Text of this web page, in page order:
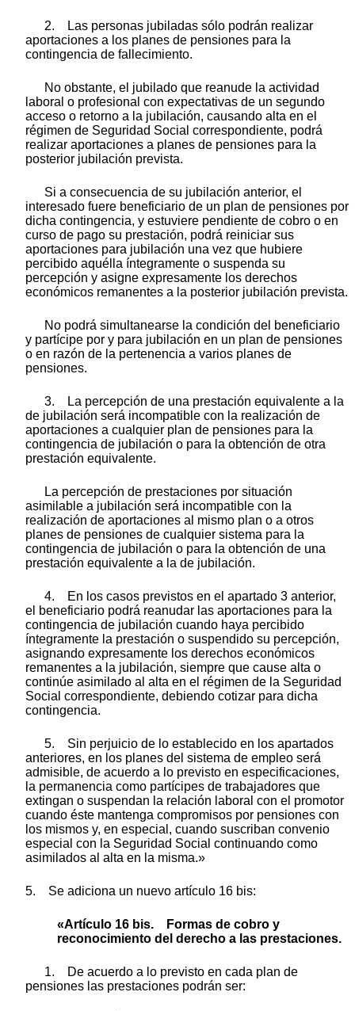
2. Las personas jubiladas sólo podrán realizar
aportaciones a los planes de pensiones para la
contingencia de fallecimiento.
No obstante, el jubilado que reanude la actividad
laboral o profesional con expectativas de un segundo
acceso o retorno a la jubilación, causando alta en el
régimen de Seguridad Social correspondiente, podrá
realizar aportaciones a planes de pensiones para la
posterior jubilación prevista.
Si a consecuencia de su jubilación anterior, el
interesado fuere beneficiario de un plan de pensiones por
dicha contingencia, y estuviere pendiente de cobro o en
curso de pago su prestación, podrá reiniciar sus
aportaciones para jubilación una vez que hubiere
percibido aquélla íntegramente o suspenda su
percepción y asigne expresamente los derechos
económicos remanentes a la posterior jubilación prevista.
No podrá simultanearse la condición del beneficiario
y partícipe por y para jubilación en un plan de pensiones
o en razón de la pertenencia a varios planes de
pensiones.
3. La percepción de una prestación equivalente a la
de jubilación será incompatible con la realización de
aportaciones a cualquier plan de pensiones para la
contingencia de jubilación o para la obtención de otra
prestación equivalente.
La percepción de prestaciones por situación
asimilable a jubilación será incompatible con la
realización de aportaciones al mismo plan o a otros
planes de pensiones de cualquier sistema para la
contingencia de jubilación o para la obtención de una
prestación equivalente a la de jubilación.
4. En los casos previstos en el apartado 3 anterior,
el beneficiario podrá reanudar las aportaciones para la
contingencia de jubilación cuando haya percibido
íntegramente la prestación o suspendido su percepción,
asignando expresamente los derechos económicos
remanentes a la jubilación, siempre que cause alta o
continúe asimilado al alta en el régimen de la Seguridad
Social correspondiente, debiendo cotizar para dicha
contingencia.
5. Sin perjuicio de lo establecido en los apartados
anteriores, en los planes del sistema de empleo será
admisible, de acuerdo a lo previsto en especificaciones,
la permanencia como partícipes de trabajadores que
extingan o suspendan la relación laboral con el promotor
cuando éste mantenga compromisos por pensiones con
los mismos y, en especial, cuando suscriban convenio
especial con la Seguridad Social continuando como
asimilados al alta en la misma.»
5. Se adiciona un nuevo artículo 16 bis:
«Artículo 16 bis. Formas de cobro y
reconocimiento del derecho a las prestaciones.
1. De acuerdo a lo previsto en cada plan de
pensiones las prestaciones podrán ser: